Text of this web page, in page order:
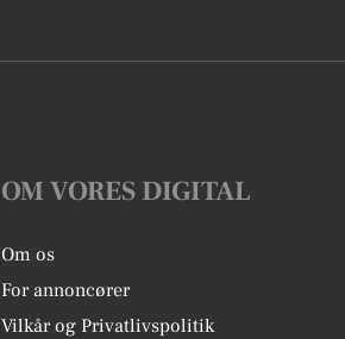
OM VORES DIGITAL
Om os
For annoncører
Vilkår og Privatlivspolitik